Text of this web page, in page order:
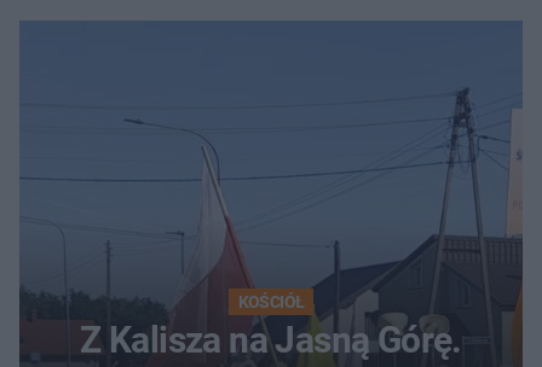
KOŚCIÓŁ
Z Kalisza na Jasną Górę.